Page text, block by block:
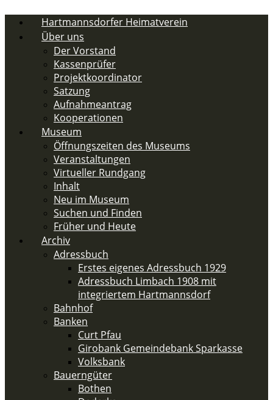
Inhalt
Hartmannsdorfer Heimatverein
Über uns
Der Vorstand
Kassenprüfer
Projektkoordinator
Satzung
Aufnahmeantrag
Kooperationen
Museum
Öffnungszeiten des Museums
Veranstaltungen
Virtueller Rundgang
Inhalt
Neu im Museum
Suchen und Finden
Früher und Heute
Archiv
Adressbuch
Erstes eigenes Adressbuch 1929
Adressbuch Limbach 1908 mit
integriertem Hartmannsdorf
Bahnhof
Banken
Curt Pfau
Girobank Gemeindebank Sparkasse
Volksbank
Bauerngüter
Bothen